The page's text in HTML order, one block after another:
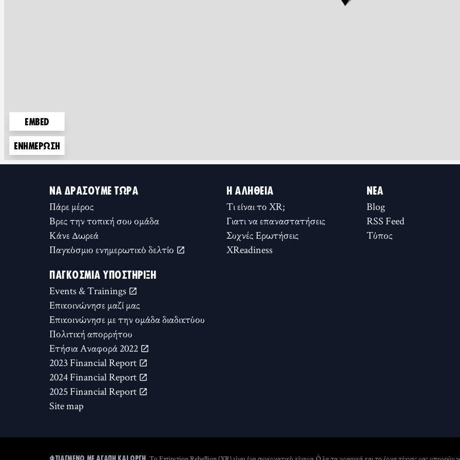
EMBED
ΕΝΗΜΈΡΩΣΗ
ΝΑ ΔΡΆΣΟΥΜΕ ΤΏΡΑ
Πάρε μέρος
Βρες την τοπική σου ομάδα
Κάνε Δωρεά
Παγκόσμιο ενημερωτικό δελτίο
Η ΑΛΉΘΕΙΑ
Τι είναι το XR;
Γιατι να επαναστατήσεις
Συχνές Ερωτήσεις
XReadiness
ΝΈΑ
Blog
RSS Feed
Τύπος
ΠΑΓΚΌΣΜΙΑ ΥΠΟΣΤΉΡΙΞΗ
Events & Trainings
Επικοινώνησε μαζί μας
Επικοινώνησε με την ομάδα διαδικτύου
Πολιτική απορρήτου
Ετήσια Αναφορά 2022
2023 Financial Report
2024 Financial Report
2025 Financial Report
Site map
ΦΤΙΑΓΜΈΝΟ ΜΕ ΑΓΆΠΗ ΚΑΙ ΟΡΓΉ